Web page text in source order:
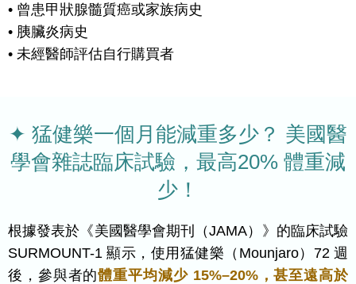
• 曾患甲狀腺髓質癌或家族病史
• 胰臟炎病史
• 未經醫師評估自行購買者
✦ 猛健樂一個月能減重多少？ 美國醫
學會雜誌臨床試驗，最高20% 體重減
少！
根據發表於《美國醫學會期刊（JAMA）》的臨床試驗
SURMOUNT-1 顯示，使用猛健樂（Mounjaro）72 週
後，參與者的體重平均減少 15%–20%，甚至遠高於